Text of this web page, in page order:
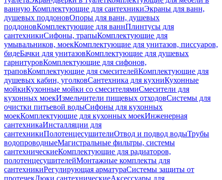
ванную Комплектующие для сантехникиЭкраны для ванн,
душевых поддоновОпоры для ванн, душевых
поддоновКомплектующие для ваннПлинтусы для
сантехникиСифоны, трапыКомплектующие для
умывальников, моекКомплектующие для унитазов, писсуаров,
бидеБачки для унитазовКомплектующие для душевых
гарнитуровКомплектующие для сифонов,
траповКомплектующие для смесителейКомплектующие для
душевых кабин, уголковСантехника для кухниКухонные
мойкиКухонные мойки со смесителямиСмесители для
кухонных моекИзмельчители пищевых отходовСистемы для
очистки питьевой водыСифоны для кухонных
моекКомплектующие для кухонных моекИнженерная
сантехникаИнсталляции для
сантехникиПолотенцесушителиОтвод и подвод водыТрубы
водопроводныеМагистральные фильтры, системы
сантехническиеКомплектующие для радиаторов,
полотенцесушителейМонтажные комплекты для
сантехникиРегулирующая арматураСистемы защиты от
протечекЛюки сантехническиеАксессуары для